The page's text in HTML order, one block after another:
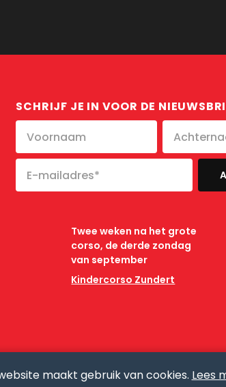
SCHRIJF JE IN VOOR DE
Twee weken na het grote
corso, de derde zondag
van september
Kindercorso Zundert
maakt gebruik van cookies. Lees